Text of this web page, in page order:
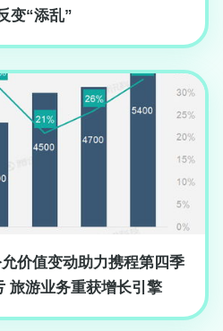
变“添乱”
价值变动助力携程第四季
旅游业务重获增长引擎